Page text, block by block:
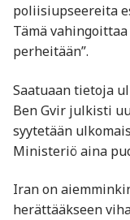
poliisiupseereita
Tämä
perheitään”.
Saatuaan tietoja
Ben Gvir julkisti
syytetään
Ministeriö aina
Iran on
herättääkseen